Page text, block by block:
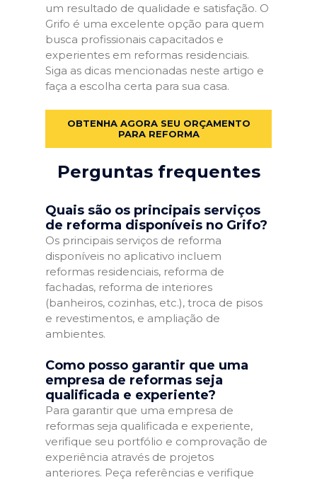
um resultado de qualidade e satisfação. O
Grifo é uma excelente opção para quem
busca profissionais capacitados e
experientes em reformas residenciais.
Siga as dicas mencionadas neste artigo e
faça a escolha certa para sua casa.
OBTENHA AGORA SEU ORÇAMENTO
PARA REFORMA
Perguntas frequentes
Quais são os principais serviços
de reforma disponíveis no Grifo?
Os principais serviços de reforma
disponíveis no aplicativo incluem
reformas residenciais, reforma de
fachadas, reforma de interiores
(banheiros, cozinhas, etc.), troca de pisos
e revestimentos, e ampliação de
ambientes.
Como posso garantir que uma
empresa de reformas seja
qualificada e experiente?
Para garantir que uma empresa de
reformas seja qualificada e experiente,
verifique seu portfólio e comprovação de
experiência através de projetos
anteriores. Peça referências e verifique